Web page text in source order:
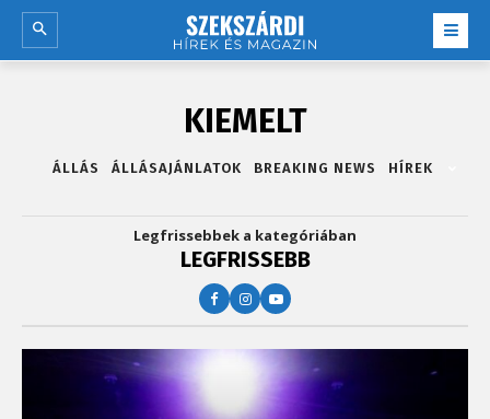
KIEMELT
ÁLLÁS ÁLLÁSAJÁNLATOK BREAKING NEWS HÍREK
Legfrissebbek a kategóriában
LEGFRISSEBB